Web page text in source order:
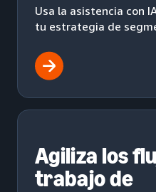
Usa la asistencia con
tu estrategia de
Agiliza los
trabajo de